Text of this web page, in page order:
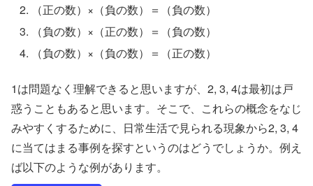
（正の数）×（負の数）＝（負の数）
（負の数）×（正の数）＝（負の数）
（負の数）×（負の数）＝（正の数）
1は問題なく理解できると思いますが、2, 3, 4は最初は戸
惑うこともあると思います。そこで、これらの概念をなじ
みやすくするために、日常生活で見られる現象から2, 3, 4
に当てはまる事例を探すというのはどうでしょうか。例え
ば以下のような例があります。